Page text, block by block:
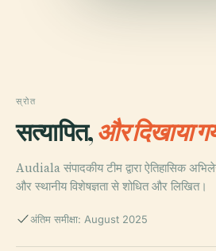
स्रोत
सत्यापित,और दिखाया
Audiala संपादकीय टीम द्वारा ऐतिहासिक
और स्थानीय विशेषज्ञता से शोधित और लिखित।
अंतिम समीक्षा: August 2025